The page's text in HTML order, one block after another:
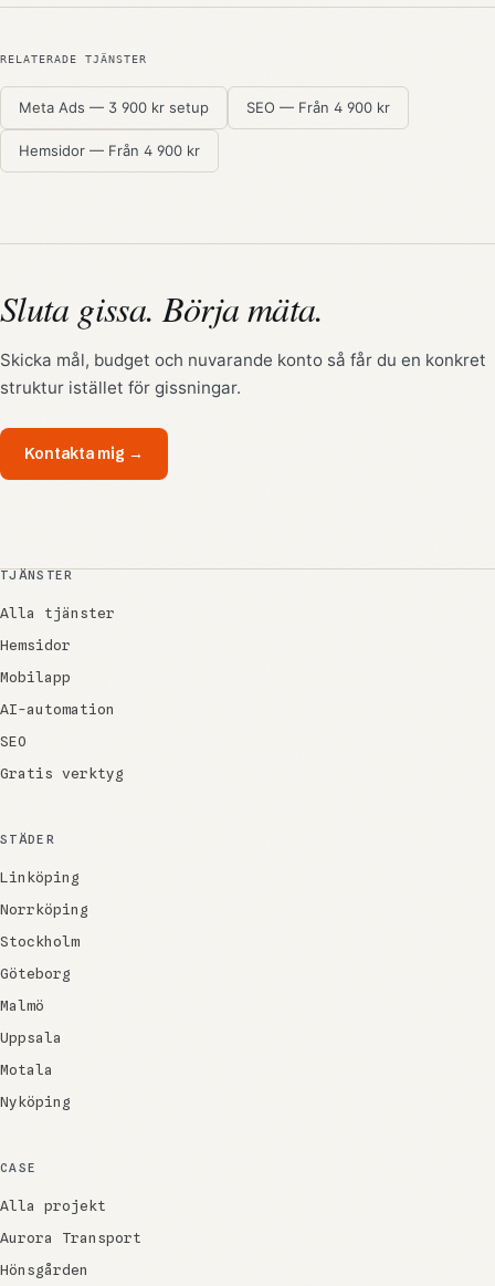
RELATERADE TJÄNSTER
Meta Ads — 3 900 kr setup SEO — Från 4 900 kr
Hemsidor — Från 4 900 kr
Sluta gissa. Börja mäta.
Skicka mål, budget och nuvarande konto så får du en konkret
struktur istället för gissningar.
Kontakta mig →
TJÄNSTER
Alla tjänster
Hemsidor
Mobilapp
AI-automation
SEO
Gratis verktyg
STÄDER
Linköping
Norrköping
Stockholm
Göteborg
Malmö
Uppsala
Motala
Nyköping
CASE
Alla projekt
Aurora Transport
Hönsgården